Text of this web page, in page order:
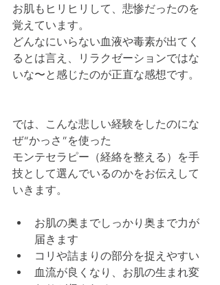
お肌もヒリヒリして、悲惨だったのを
覚えています。
どんなにいらない血液や毒素が出てく
るとは言え、リラクゼーションではな
いな〜と感じたのが正直な感想です。
では、こんな悲しい経験をしたのにな
ぜ“かっさ”を使った
モンテセラピー（経絡を整える）を手
技として選んでいるのかをお伝えして
いきます。
お肌の奥までしっかり奥まで力が
届きます
コリや詰まりの部分を捉えやすい
血流が良くなり、お肌の生まれ変